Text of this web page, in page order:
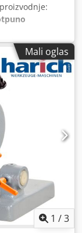
- 620 mm
- 940 mm
o/min Snaga
1,1 kW
cca. 0,6 t !!!
S 11 mašine
prilagođavati
u zamenu -
MAŠINA ZA
utikačem i
tirkizna RAL
podešavanje
Mašina
sa deljivim
M16
i
• Protuležište
Mali oglas
1 /3